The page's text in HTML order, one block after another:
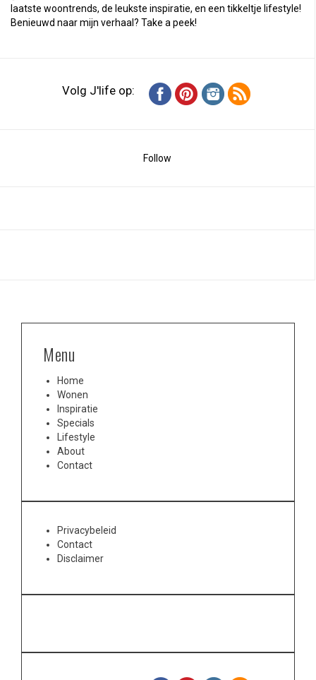
laatste woontrends, de leukste inspiratie, en een tikkeltje lifestyle!
Benieuwd naar mijn verhaal? Take a peek!
Volg J'life op:
Follow
Menu
Home
Wonen
Inspiratie
Specials
Lifestyle
About
Contact
Privacybeleid
Contact
Disclaimer